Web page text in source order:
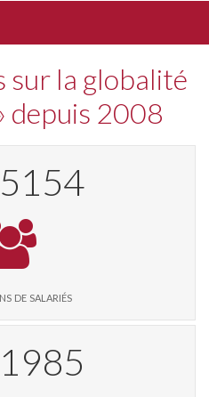
sur la globalité
depuis 2008
de salariés